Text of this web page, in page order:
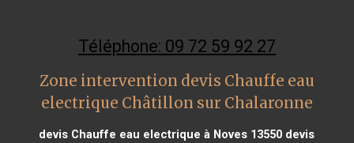
Téléphone: 09 72 59 92 27
Zone intervention devis Chauffe eau
electrique Châtillon sur Chalaronne
devis Chauffe eau electrique à Noves 13550 devis